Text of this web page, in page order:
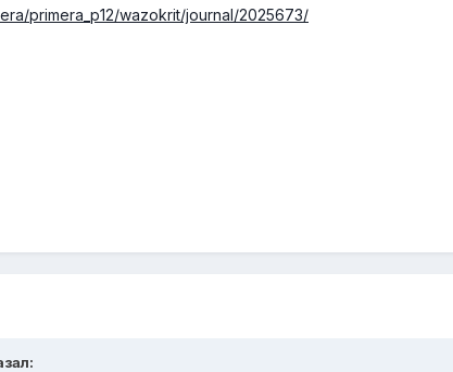
primera_p12/wazokrit/journal/2025673/